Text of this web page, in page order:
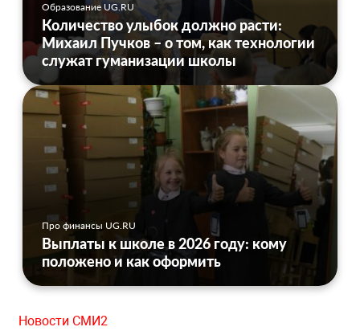
Образование UG.RU
Количество улыбок должно расти:
Михаил Пучков – о том, как технологии
служат гуманизации школы
Про финансы UG.RU
Выплаты к школе в 2026 году: кому
положено и как оформить
Новости СМИ2